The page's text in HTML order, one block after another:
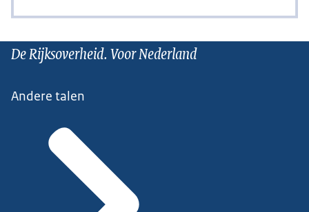
De Rijksoverheid. Voor Nederland
Andere talen